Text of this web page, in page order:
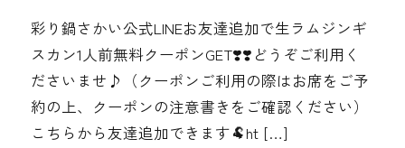
彩り鍋さかい公式LINEお友達追加で生ラムジンギ
スカン1人前無料クーポンGET❣️❣️どうぞご利用く
ださいませ♪（クーポンご利用の際はお席をご予
約の上、クーポンの注意書きをご確認ください）
こちらから友達追加できます🐏ht […]